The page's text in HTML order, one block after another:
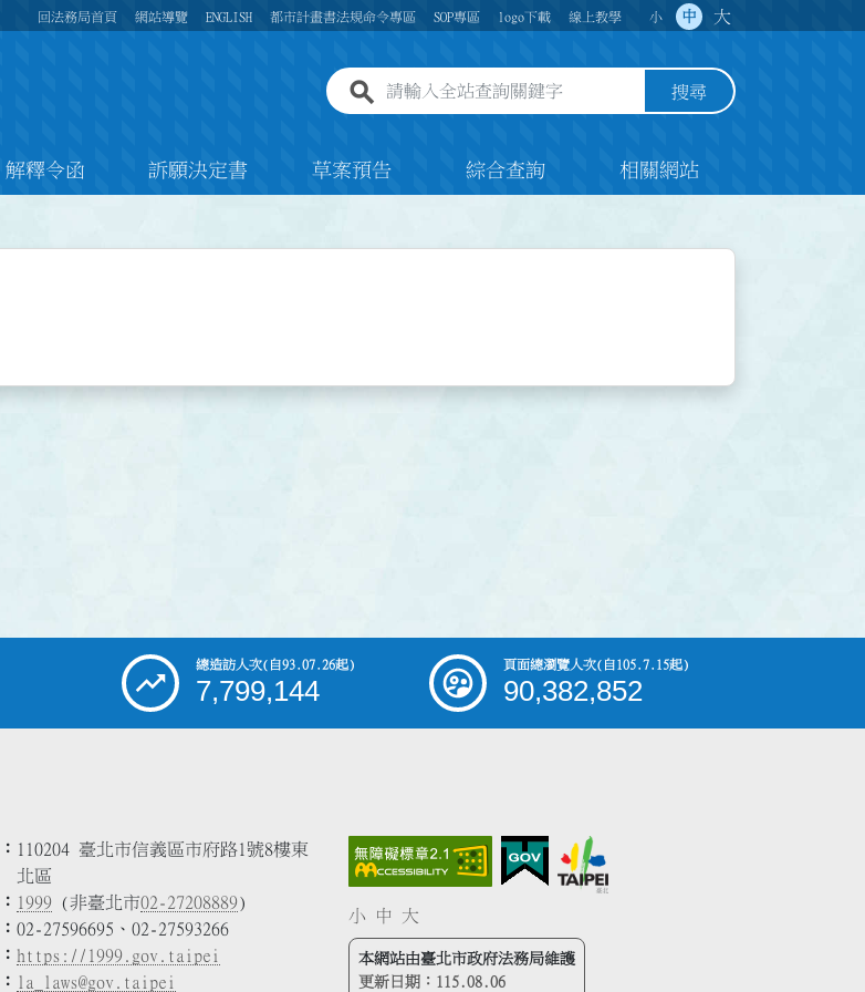
回法務局首頁 網站導覽 ENGLISH 都市計畫書法規命令專區 SOP專區 logo下載 線上教學 小 中 大
全站查詢關鍵字欄位 搜尋
解釋令函 訴願決定書 草案預告 綜合查詢 相關網站
總造訪人次(自93.07.26起)
7,799,144
頁面總瀏覽人次(自105.7.15起)
90,382,852
110204 臺北市信義區市府路1號8樓東
北區
1999 (非臺北市02-27208889)
02-27596695、02-27593266
https://1999.gov.taipei
la_laws@gov.taipei
小 中 大
本網站由臺北市政府法務局維護
更新日期： 115.08.06